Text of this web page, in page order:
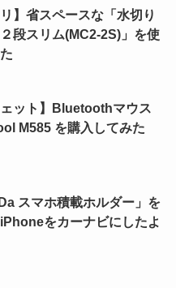
リ】省スペースな「水切り
段スリム(MC2-2S)」を使
ェット】Bluetoothマウス
M585 を購入してみた
スマホ積載ホルダー」を
をカーナビにしたよ